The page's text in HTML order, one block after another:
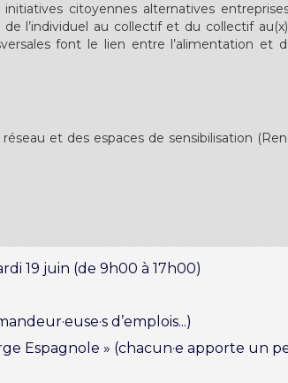
citoyennes alternatives
l’individuel au collectif et du collectif
font le lien entre l’alimentation et
et des espaces de sensibilisation
19 juin (de 9h00 à 17h00)
d’emplois...)
Espagnole » (chacun·e apporte un